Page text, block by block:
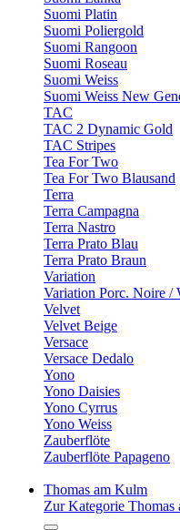
Suomi Platin
Suomi Poliergold
Suomi Rangoon
Suomi Roseau
Suomi Weiss
Suomi Weiss New
TAC
TAC 2 Dynamic Gold
TAC Stripes
Tea For Two
Tea For Two Blausand
Terra
Terra Campagna
Terra Nastro
Terra Prato Blau
Terra Prato Braun
Variation
Variation Porc. Noire /
Velvet
Velvet Beige
Versace
Versace Dedalo
Yono
Yono Daisies
Yono Cyrrus
Yono Weiss
Zauberflöte
Zauberflöte Papageno
Thomas am Kulm
Zur Kategorie Thomas